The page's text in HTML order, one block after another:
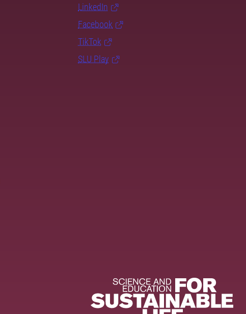
LinkedIn
Facebook
TikTok
SLU Play